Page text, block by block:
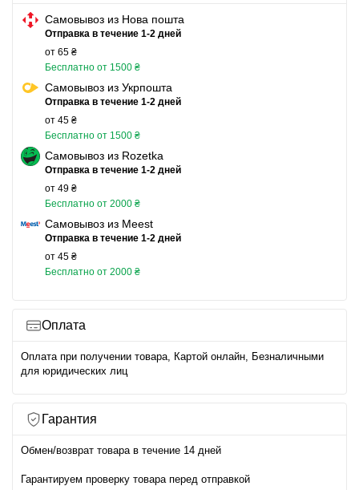
Самовывоз из Нова пошта
Отправка в течение 1-2 дней
от 65 ₴
Бесплатно от 1500 ₴
Самовывоз из Укрпошта
Отправка в течение 1-2 дней
от 45 ₴
Бесплатно от 1500 ₴
Самовывоз из Rozetka
Отправка в течение 1-2 дней
от 49 ₴
Бесплатно от 2000 ₴
Самовывоз из Meest
Отправка в течение 1-2 дней
от 45 ₴
Бесплатно от 2000 ₴
Оплата
Оплата при получении товара, Картой онлайн, Безналичными
для юридических лиц
Гарантия
Обмен/возврат товара в течение 14 дней
Гарантируем проверку товара перед отправкой